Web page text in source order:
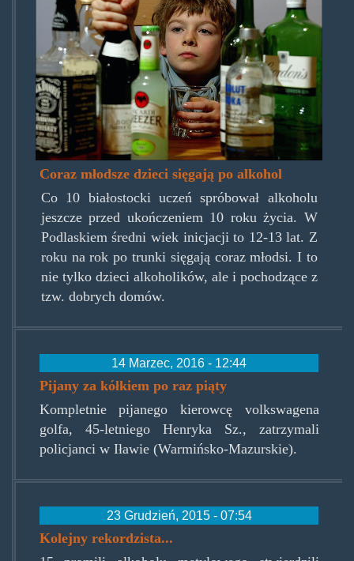
Coraz młodsze dzieci sięgają po alkohol
Co 10 białostocki uczeń spróbował alkoholu
jeszcze przed ukończeniem 10 roku życia. W
Podlaskiem średni wiek inicjacji to 12-13 lat. Z
roku na rok po trunki sięgają coraz młodsi. I to
nie tylko dzieci alkoholików, ale i pochodzące z
tzw. dobrych domów.
14 Marzec, 2016 - 12:44
Pijany za kółkiem po raz piąty
Kompletnie pijanego kierowcę volkswagena
golfa, 45-letniego Henryka Sz., zatrzymali
policjanci w Iławie (Warmińsko-Mazurskie).
23 Grudzień, 2015 - 07:54
Kolejny rekordzista...